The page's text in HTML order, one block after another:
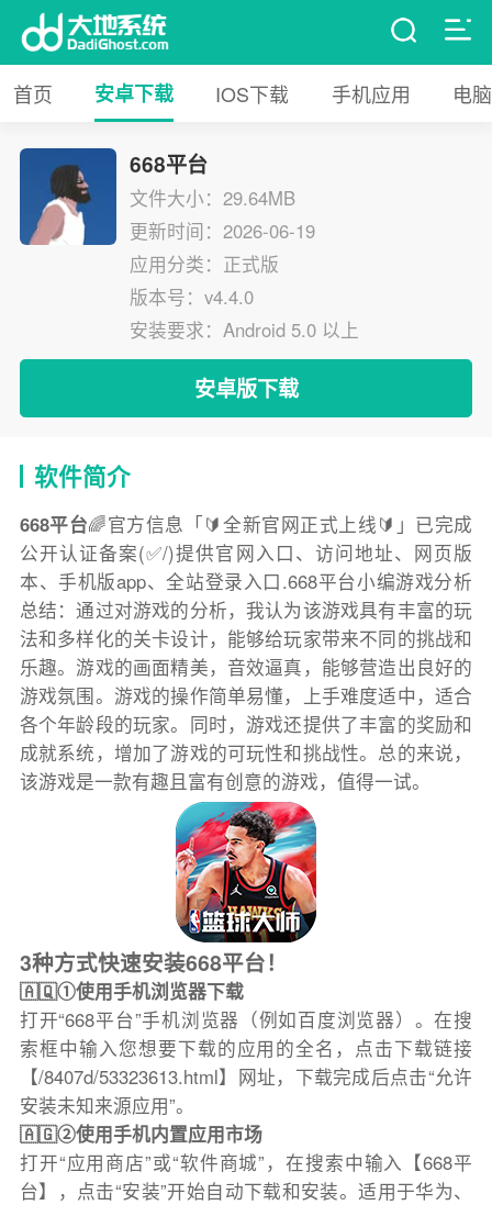
首页 安卓下载 IOS下载 手机应用 电
668平台
文件大小：29.64MB
更新时间：2026-06-19
应用分类：正式版
版本号：v4.4.0
安装要求：Android 5.0 以上
安卓版下载
软件简介
668平台🌈官方信息「🔰全新官网正式上线🔰」已完成
公开认证备案(✅/)提供官网入口、访问地址、网页版
本、手机版app、全站登录入口.668平台小编游戏分析
总结：通过对游戏的分析，我认为该游戏具有丰富的玩
法和多样化的关卡设计，能够给玩家带来不同的挑战和
乐趣。游戏的画面精美，音效逼真，能够营造出良好的
游戏氛围。游戏的操作简单易懂，上手难度适中，适合
各个年龄段的玩家。同时，游戏还提供了丰富的奖励和
成就系统，增加了游戏的可玩性和挑战性。总的来说，
该游戏是一款有趣且富有创意的游戏，值得一试。
3种方式快速安装668平台！
🇦🇶①使用手机浏览器下载
打开“668平台”手机浏览器（例如百度浏览器）。在搜
索框中输入您想要下载的应用的全名，点击下载链接
【/8407d/53323613.html】网址，下载完成后点击“允许
安装未知来源应用”。
🇦🇬②使用手机内置应用市场
打开“应用商店”或“软件商城”，在搜索中输入【668平
台】，点击“安装”开始自动下载和安装。适用于华为、